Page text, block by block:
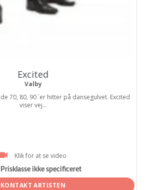
Excited
Valby
70, 80, 90 ´er hitter på dansegulvet. Excited
viser vej...
Klik for at se video
Prisklasse ikke specificeret
KONTAKT ARTISTEN